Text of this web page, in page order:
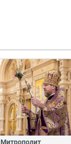
Митрополит